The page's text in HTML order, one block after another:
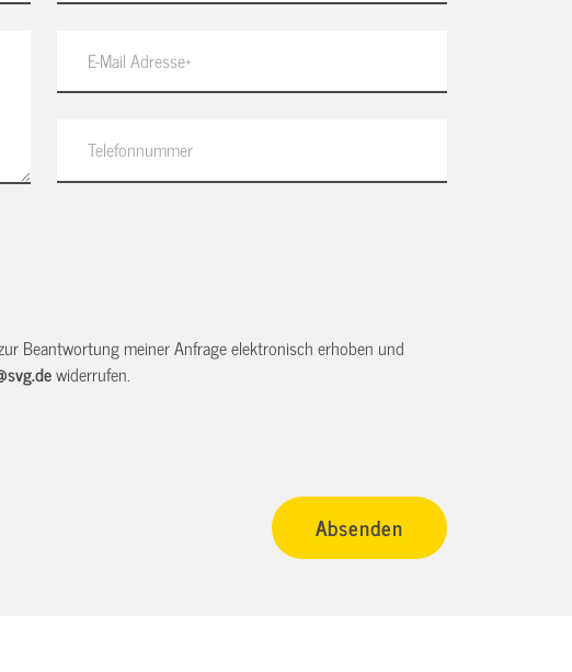
Beantwortung meiner Anfrage elektronisch erhoben und
widerrufen.